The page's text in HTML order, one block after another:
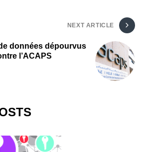
NEXT ARTICLE
données dépourvus
l’ACAPS